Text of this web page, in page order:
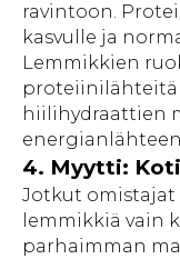
ravintoon.
kasvulle ja
Lemmikkien
proteiinilähteitä
hiilihydraattien
4. Myytti:
Jotkut omistajat
lemmikkiä vain
parhaimman